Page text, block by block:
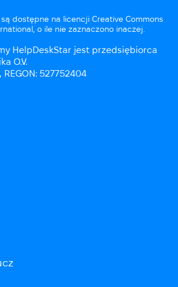
dostępne na licencji Creative Commons
o ile nie zaznaczono inaczej.
HelpDeskStar jest przedsiębiorca
O.V.
REGON: 527752404